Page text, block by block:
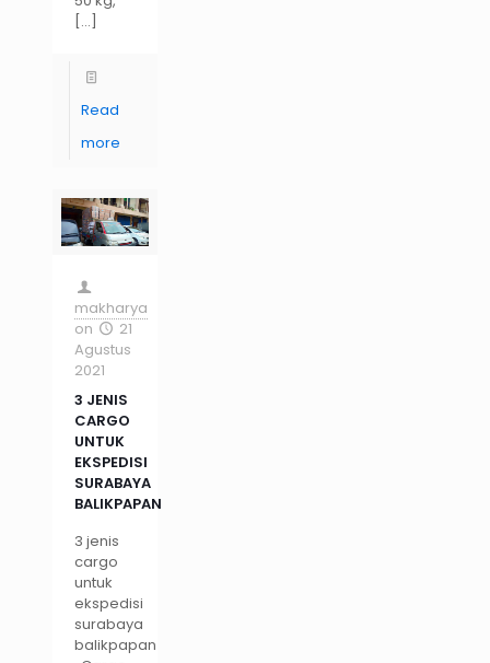
[…]
Read
more
makharya
on
21
Agustus
2021
3 JENIS
CARGO
UNTUK
EKSPEDISI
SURABAYA
BALIKPAPAN
3 jenis
cargo
untuk
ekspedisi
surabaya
balikpapan